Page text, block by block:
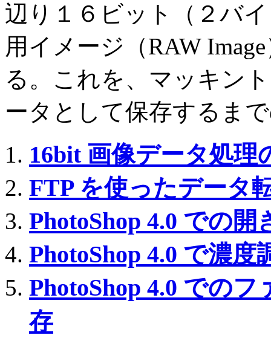
辺り１６ビット（２バ
用イメージ（RAW
る。これを、マッキン
ータとして保存するま
16bit 画像データ処理
FTP を使ったデータ
PhotoShop 4.0 での開
PhotoShop 4.0 で濃度
PhotoShop 4.0 での
存